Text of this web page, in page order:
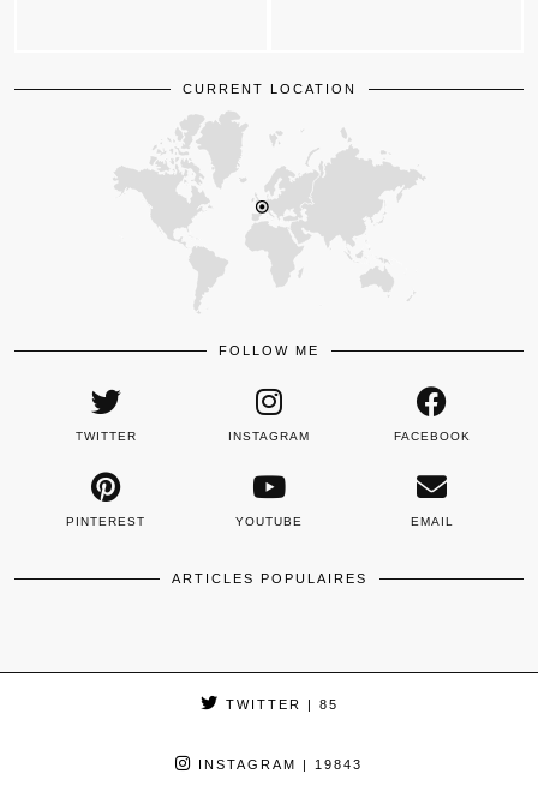
CURRENT LOCATION
FOLLOW ME
TWITTER INSTAGRAM FACEBOOK
PINTEREST YOUTUBE EMAIL
ARTICLES POPULAIRES
TWITTER | 85
INSTAGRAM | 19843